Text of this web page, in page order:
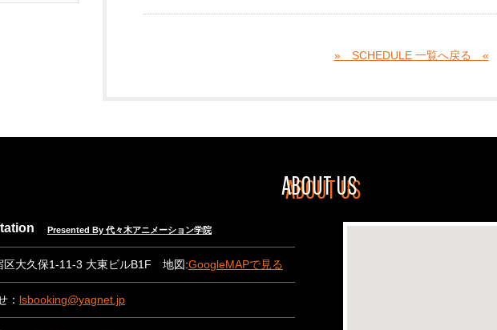
» SCHEDULE 一覧へ戻る «
ABOUT US
Presented By 代々木アニメーション学院
区大久保1-11-3 大東ビルB1F 地図:GoogleMAPで見る
： lsbooking@yagnet.jp